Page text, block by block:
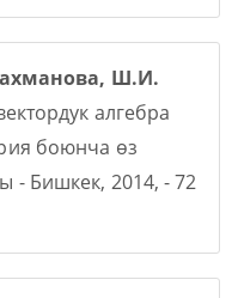
Ш.И.
алгебра
боюнча өз
- Бишкек, 2014, - 72